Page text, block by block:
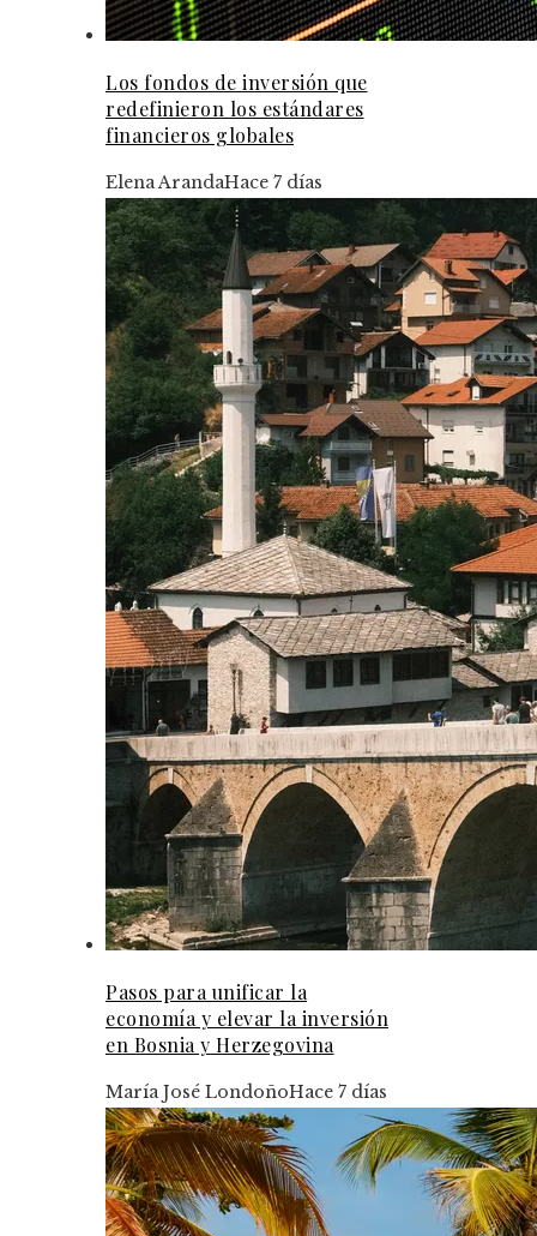
Los fondos de inversión que
redefinieron los estándares
financieros globales
Elena ArandaHace 7 días
Pasos para unificar la
economía y elevar la inversión
en Bosnia y Herzegovina
María José LondoñoHace 7 días